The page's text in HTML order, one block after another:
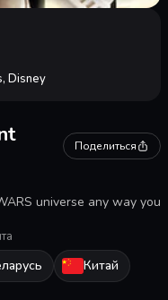
Disney
Поделиться
universe any way you
Китай